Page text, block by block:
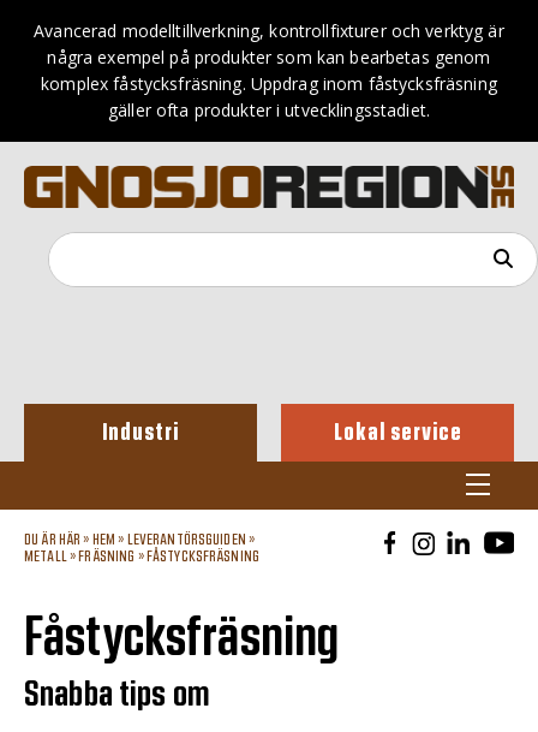
Avancerad modelltillverkning, kontrollfixturer och verktyg är
några exempel på produkter som kan bearbetas genom
komplex fåstycksfräsning. Uppdrag inom fåstycksfräsning
gäller ofta produkter i utvecklingsstadiet.
Industri Lokal service
DU ÄR HÄR » HEM » LEVERANTÖRSGUIDEN »
METALL
» FRÄSNING » FÅSTYCKSFRÄSNING
Fåstycksfräsning
Snabba tips om